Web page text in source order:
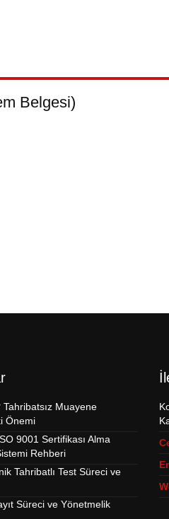
Belgesi)
Muayene
Önemi
9001 Sertifikası Alma
Rehberi
Tahribatlı Test Süreci ve
Süreci ve Yönetmelik